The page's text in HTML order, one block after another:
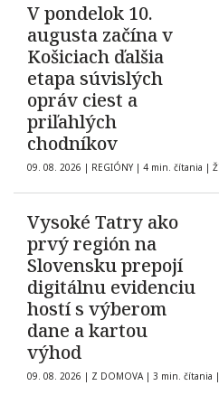
V pondelok 10.
augusta začína v
Košiciach ďalšia
etapa súvislých
opráv ciest a
priľahlých
chodníkov
09. 08. 2026 | REGIÓNY | 4 min. čítania |
Vysoké Tatry ako
prvý región na
Slovensku prepojí
digitálnu evidenciu
hostí s výberom
dane a kartou
výhod
09. 08. 2026 | Z DOMOVA | 3 min. čítania |